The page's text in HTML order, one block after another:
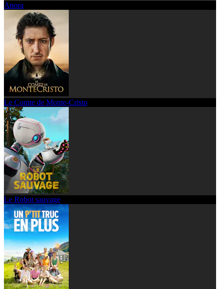
Anora
Le Comte de Monte-Cristo
Le Robot sauvage